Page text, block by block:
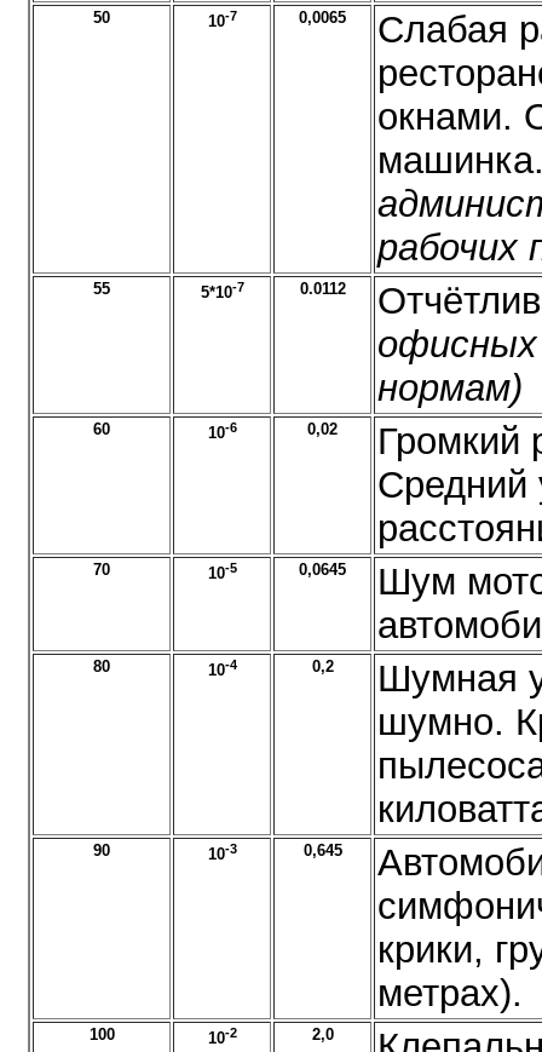
50 10-7 0,0065
Слабая
окнами.
рабочих
55 5*10-7 0.0112
офисных
нормам)
60 10-6 0,02
Громкий
Средний
70 10-5 0,0645
Шум
80 10-4 0,2
Шумная
шумно.
90 10-3 0,645
крики,
метрах).
100 10-2 2,0